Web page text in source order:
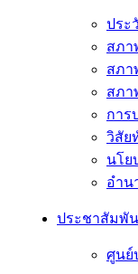
ประ
สภา
สภา
สภา
การ
วิสัย
นโย
อําน
ประชาสัมพั
ศูนย์